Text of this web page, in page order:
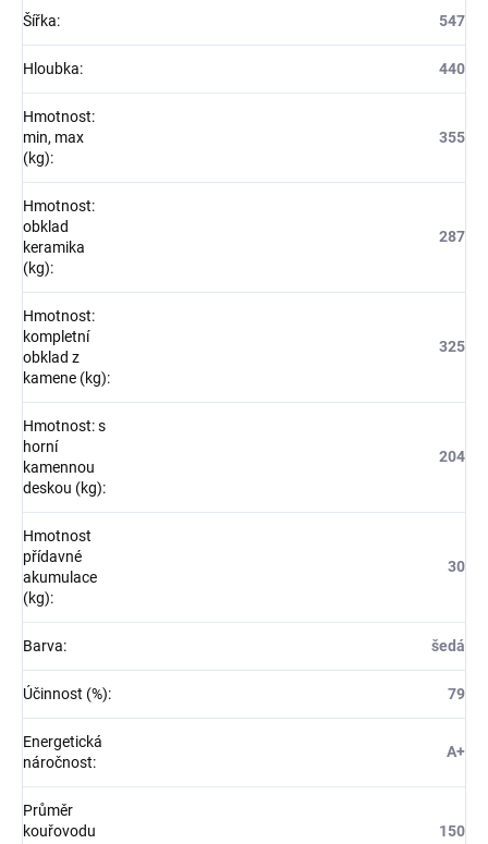
Šířka: 547
Hloubka: 440
Hmotnost:
min, max
(kg):
355
Hmotnost:
obklad
keramika
(kg):
287
Hmotnost:
kompletní
obklad z
kamene (kg):
325
Hmotnost: s
horní
kamennou
deskou (kg):
204
Hmotnost
přídavné
akumulace
(kg):
30
Barva: šedá
Účinnost (%): 79
Energetická
náročnost:
A+
Průměr
kouřovodu
150